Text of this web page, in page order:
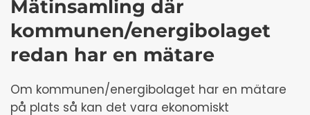
Mätinsamling där
kommunen/energibolaget
redan har en mätare
Om kommunen/energibolaget har en mätare
på plats så kan det vara ekonomiskt